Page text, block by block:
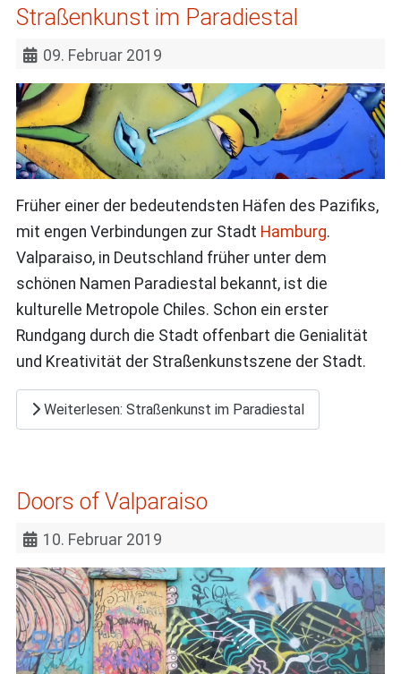
Straßenkunst im Paradiestal
09. Februar 2019
Früher einer der bedeutendsten Häfen des Pazifiks,
mit engen Verbindungen zur Stadt Hamburg.
Valparaiso, in Deutschland früher unter dem
schönen Namen Paradiestal bekannt, ist die
kulturelle Metropole Chiles. Schon ein erster
Rundgang durch die Stadt offenbart die Genialität
und Kreativität der Straßenkunstszene der Stadt.
Weiterlesen: Straßenkunst im Paradiestal
Doors of Valparaiso
10. Februar 2019